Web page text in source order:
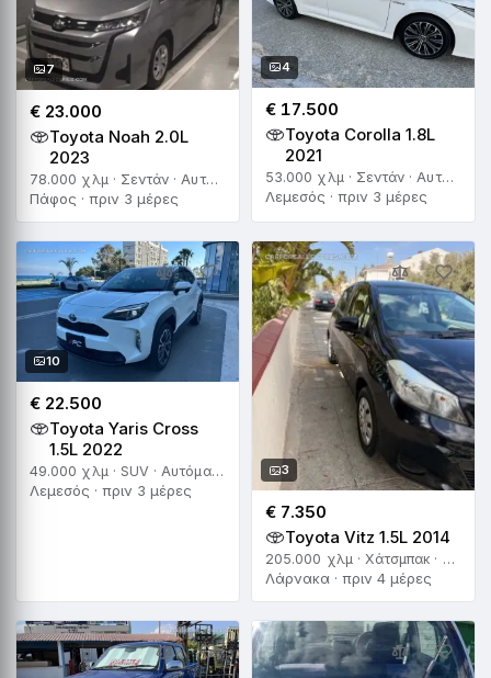
7
€ 23.000
Toyota Noah 2.0L
2023
78.000 χλμ · Σεντάν · Αυτόματο
Πάφος · πριν 3 μέρες
4
€ 17.500
Toyota Corolla 1.8L
2021
53.000 χλμ · Σεντάν · Αυτόματο
Λεμεσός · πριν 3 μέρες
10
€ 22.500
Toyota Yaris Cross
1.5L 2022
49.000 χλμ · SUV · Αυτόματο
Λεμεσός · πριν 3 μέρες
3
€ 7.350
Toyota Vitz 1.5L 2014
205.000 χλμ · Χάτσμπακ · Αυτόματο
Λάρνακα · πριν 4 μέρες